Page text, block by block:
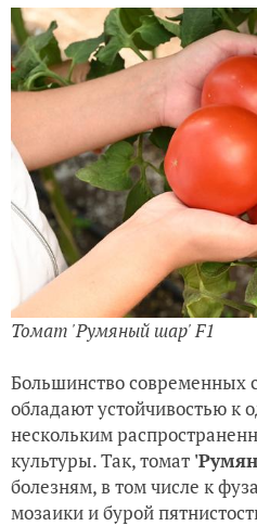
Томат 'Румяный шар' F1
Большинство современных
обладают устойчивостью к
нескольким
культуры. Так, томат
болезням, в том числе к
мозаики и бурой